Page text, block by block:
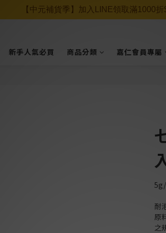
新手人氣必買
商品分類 嘉仁會員專屬
耐
原
之
【中元補貨季】加入LINE領取滿1000折